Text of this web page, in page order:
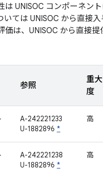
は UNISOC コンポーネン
いては UNISOC から直接
価は、UNISOC から直接
参照
重大
度
A-242221233
U-1882896 *
高
A-242221238
U-1882896 *
高